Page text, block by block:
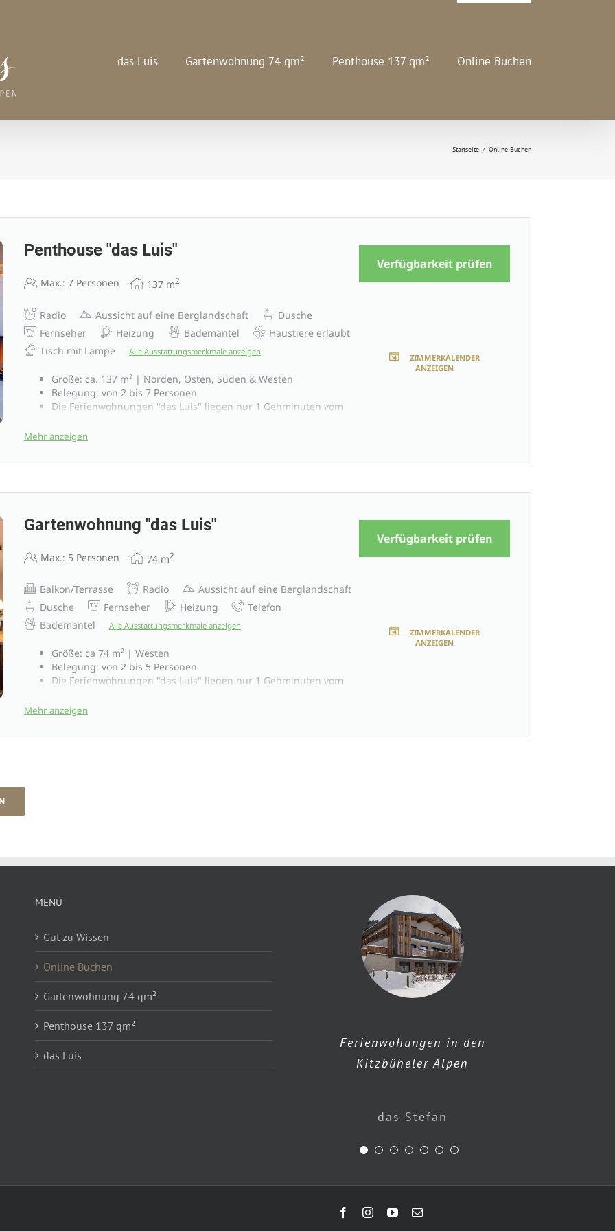
das Luis Gartenwohnung 74 qm² Penthouse 137 qm² Online Buchen
Startseite / Online Buchen
Penthouse "das Luis"
Max.: 7 Personen 137m2
Radio Aussicht auf eine Berglandschaft
Dusche
Fernseher
Heizung Bademantel
Haustiere erlaubt
Tisch mit Lampe
Alle Ausstattungsmerkmale anzeigen
Größe: ca. 137 m² | Norden, Osten, Süden & Westen
Belegung: von 2 bis 7 Personen
Die Ferienwohnungen "das Luis" liegen nur 1 Gehminuten vom
4 Schlafzimmer, Wohnzimmer mit Küche, Kamin
HD-TV, Radio, Safe
Mehr anzeigen
Verfügbarkeit prüfen
ZIMMERKALENDER
ANZEIGEN
Gartenwohnung "das Luis"
Max.: 5 Personen 74m2
Balkon/Terrasse Radio
Aussicht auf eine Berglandschaft
Dusche
Fernseher Heizung
Telefon
Bademantel
Alle Ausstattungsmerkmale anzeigen
Größe: ca 74 m² | Westen
Belegung: von 2 bis 5 Personen
Die Ferienwohnungen "das Luis" liegen nur 1 Gehminuten vom
2 Schlafzimmer, Wohnzimmer mit Küche, Kamin, Waschmaschine
2 Badezimmer mit Dusche & WC, Tages-WC, Haarfön,
Mehr anzeigen
Verfügbarkeit prüfen
ZIMMERKALENDER
ANZEIGEN
MENÜ
Gut zu Wissen
Online Buchen
Gartenwohnung 74 qm²
Penthouse 137 qm²
das Luis
Ferienwohungen in den
Kitzbüheler Alpen
das Stefan
Maitz
FacebookInstagramYouTube
E-